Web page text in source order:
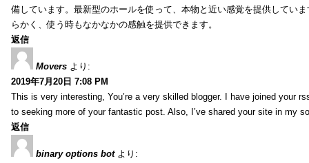
備しています。最新型のホールを使って、本物と近い感覚を提供してい
らかく、使う時もなかなかの感触を提供できます。
返信
Movers より:
2019年7月20日 7:08 PM
This is very interesting, You’re a very skilled blogger. I have joined your
to seeking more of your fantastic post. Also, I’ve shared your site in my
返信
binary options bot より: